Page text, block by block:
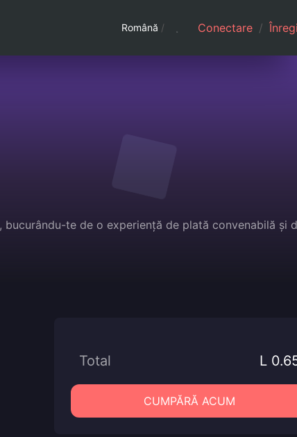
Română / Conectare /
te de o experiență de plată convenabilă și
Total L
CUMPĂRĂ ACUM